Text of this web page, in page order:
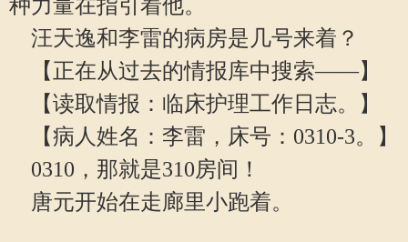
种力量在指引着他。
汪天逸和李雷的病房是几号来着？
【正在从过去的情报库中搜索——】
【读取情报：临床护理工作日志。】
【病人姓名：李雷，床号：0310-3。】
0310，那就是310房间！
唐元开始在走廊里小跑着。